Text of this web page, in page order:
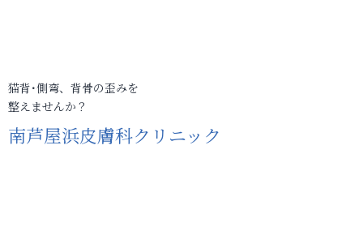
猫背･側弯、背骨の歪みを
整えませんか？
南芦屋浜皮膚科クリニック